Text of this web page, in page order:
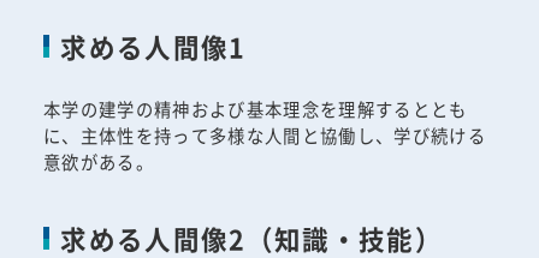
求める人間像1
本学の建学の精神および基本理念を理解するととも
に、主体性を持って多様な人間と協働し、学び続ける
意欲がある。
求める人間像2（知識・技能）